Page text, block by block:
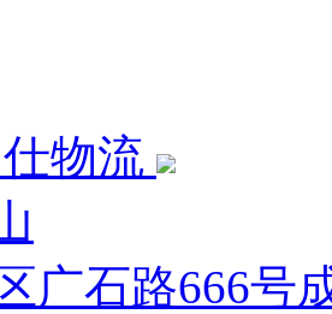
物流
广石路666号